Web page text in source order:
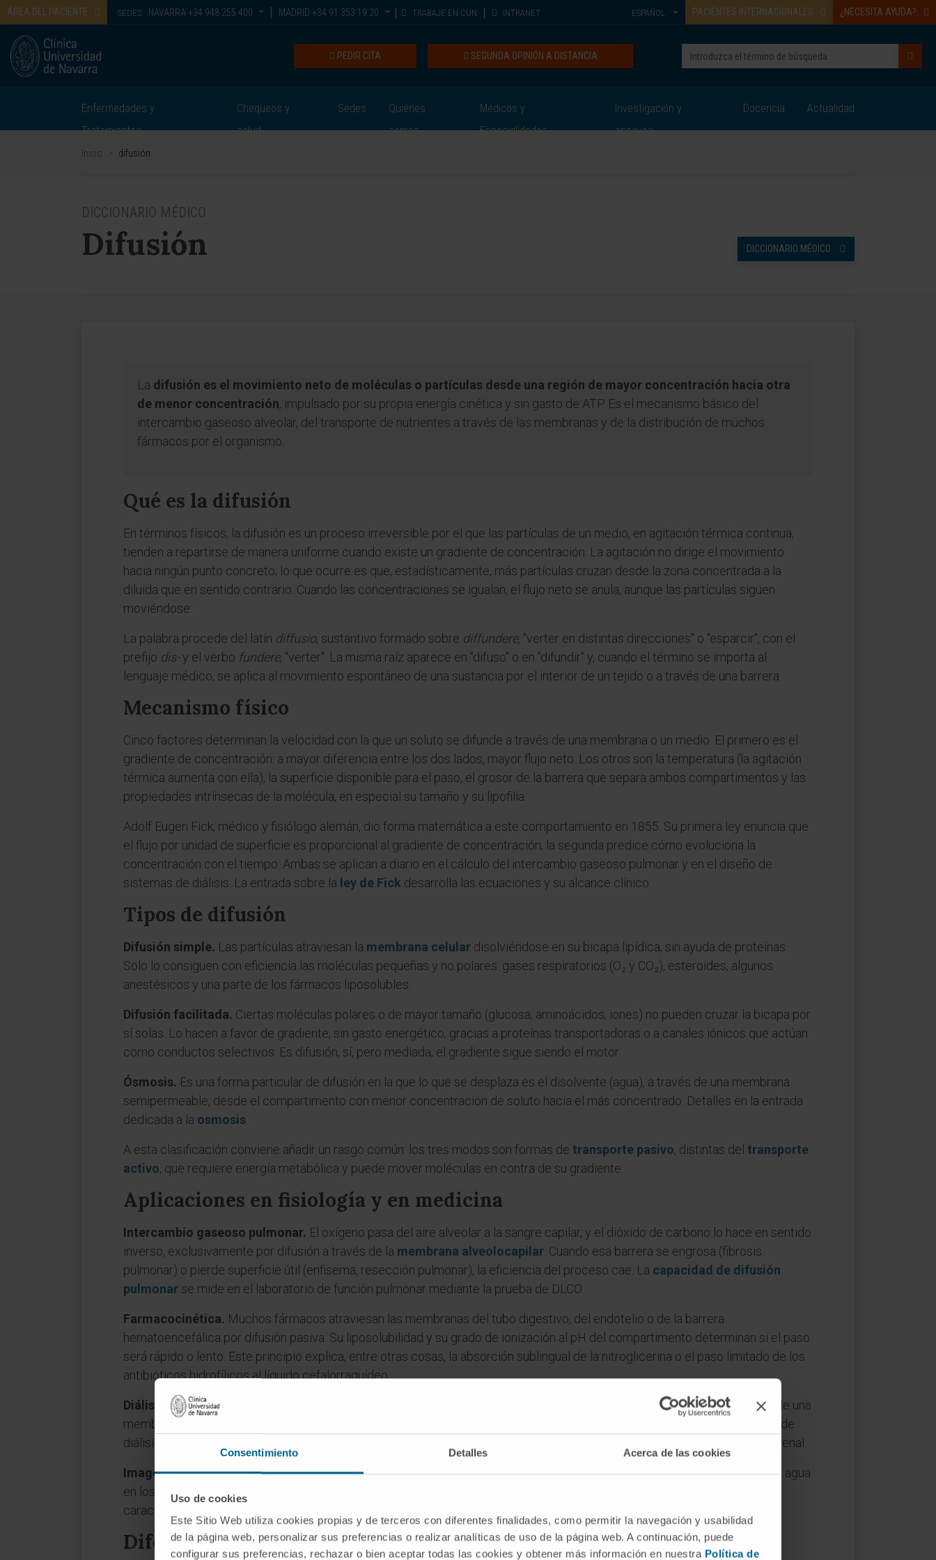
Consentimiento Detalles Acerca de las cookies
Uso de cookies
Este Sitio Web utiliza cookies propias y de terceros con diferentes finalidades, como permitir la navegación y usabilidad
de la página web, personalizar sus preferencias o realizar analíticas de uso de la página web. A continuación, puede
configurar sus preferencias, rechazar o bien aceptar todas las cookies y obtener más información en nuestra Política de
ÁREA DEL PACIENTE SEDES: NAVARRA +34 948 255 400 MADRID +34 91 353 19 20 TRABAJE EN CUN INTRANET PACIENTES INTERNACIONALES ¿NECESITA AYUDA?
ESPAÑOL
SEGUNDA OPINIÓN A DISTANCIA
PEDIR CITA
Enfermedades y
Tratamientos
Chequeos y
salud
Sedes
Quiénes
somos
Médicos y
Especialidades
Investigación y
ensayos
Docencia Actualidad
Inicio > difusión
DICCIONARIO MÉDICO
Difusión DICCIONARIO MÉDICO
La difusión es el movimiento neto de moléculas o partículas desde una región de mayor concentración hacia otra
de menor concentración, impulsado por su propia energía cinética y sin gasto de ATP. Es el mecanismo básico del
intercambio gaseoso alveolar, del transporte de nutrientes a través de las membranas y de la distribución de muchos
fármacos por el organismo.
Qué es la difusión
En términos físicos, la difusión es un proceso irreversible por el que las partículas de un medio, en agitación térmica continua,
tienden a repartirse de manera uniforme cuando existe un gradiente de concentración. La agitación no dirige el movimiento
hacia ningún punto concreto; lo que ocurre es que, estadísticamente, más partículas cruzan desde la zona concentrada a la
diluida que en sentido contrario. Cuando las concentraciones se igualan, el flujo neto se anula, aunque las partículas siguen
moviéndose.
La palabra procede del latín diffusio, sustantivo formado sobre diffundere, "verter en distintas direcciones" o "esparcir", con el
prefijo dis-y el verbo fundere, "verter". La misma raíz aparece en "difuso" o en "difundir" y, cuando el término se importa al
lenguaje médico, se aplica al movimiento espontáneo de una sustancia por el interior de un tejido o a través de una barrera.
Mecanismo físico
Cinco factores determinan la velocidad con la que un soluto se difunde a través de una membrana o un medio. El primero es el
gradiente de concentración: a mayor diferencia entre los dos lados, mayor flujo neto. Los otros son la temperatura (la agitación
térmica aumenta con ella), la superficie disponible para el paso, el grosor de la barrera que separa ambos compartimentos y las
propiedades intrínsecas de la molécula, en especial su tamaño y su lipofilia.
Adolf Eugen Fick, médico y fisiólogo alemán, dio forma matemática a este comportamiento en 1855. Su primera ley enuncia que
el flujo por unidad de superficie es proporcional al gradiente de concentración; la segunda predice cómo evoluciona la
concentración con el tiempo. Ambas se aplican a diario en el cálculo del intercambio gaseoso pulmonar y en el diseño de
sistemas de diálisis. La entrada sobre la ley de Fick desarrolla las ecuaciones y su alcance clínico.
Tipos de difusión
Difusión simple. Las partículas atraviesan la membrana celular disolviéndose en su bicapa lipídica, sin ayuda de proteínas.
Solo lo consiguen con eficiencia las moléculas pequeñas y no polares: gases respiratorios (O₂ y CO₂), esteroides, algunos
anestésicos y una parte de los fármacos liposolubles.
Difusión facilitada. Ciertas moléculas polares o de mayor tamaño (glucosa, aminoácidos, iones) no pueden cruzar la bicapa por
sí solas. Lo hacen a favor de gradiente, sin gasto energético, gracias a proteínas transportadoras o a canales iónicos que actúan
como conductos selectivos. Es difusión, sí, pero mediada; el gradiente sigue siendo el motor.
Ósmosis. Es una forma particular de difusión en la que lo que se desplaza es el disolvente (agua), a través de una membrana
semipermeable, desde el compartimento con menor concentración de soluto hacia el más concentrado. Detalles en la entrada
dedicada a la osmosis
A esta clasificación conviene añadir un rasgo común: los tres modos son formas de transporte pasivo, distintas del transporte
activo, que requiere energía metabólica y puede mover moléculas en contra de su gradiente.
Aplicaciones en fisiología y en medicina
Intercambio gaseoso pulmonar. El oxígeno pasa del aire alveolar a la sangre capilar, y el dióxido de carbono lo hace en sentido
inverso, exclusivamente por difusión a través de la membrana alveolocapilar . Cuando esa barrera se engrosa (fibrosis
pulmonar) o pierde superficie útil (enfisema, resección pulmonar), la eficiencia del proceso cae. La capacidad de difusión
pulmonar se mide en el laboratorio de función pulmonar mediante la prueba de DLCO.
Farmacocinética. Muchos fármacos atraviesan las membranas del tubo digestivo, del endotelio o de la barrera
hematoencefálica por difusión pasiva. Su liposolubilidad y su grado de ionización al pH del compartimento determinan si el paso
será rápido o lento. Este principio explica, entre otras cosas, la absorción sublingual de la nitroglicerina o el paso limitado de los
antibióticos hidrofílicos al líquido cefalorraquídeo.
Diálisis.
Tanto la hemodiálisis como la diálisis peritoneal se apoyan en la difusión de solutos a favor de gradiente a través de una
membrana, natural o artificial, semipermeable. Diseñar la diferencia de concentración adecuada entre la sangre y el líquido de
diálisis es el modo de retirar del organismo urea, creatinina, potasio y otras sustancias que se acumulan en la insuficiencia renal.
Imagen por resonancia magnética.Las secuencias de difusión (DWI) miden el movimiento aleatorio de las moléculas de agua
en los tejidos y aportan un contraste que resulta particularmente útil en el diagnóstico precoz del ictus isquémico y en la
caracterización de lesiones tumorales.
Diferenciación con procesos afines